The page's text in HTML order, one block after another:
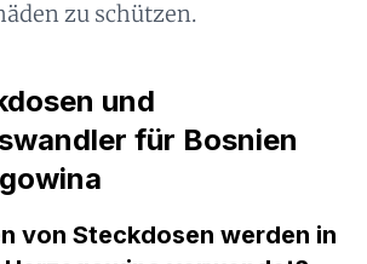
zu schützen.
und
für Bosnien
von Steckdosen werden in